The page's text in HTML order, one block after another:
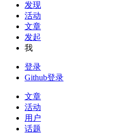
发现
活动
文章
发起
我
登录
Github登录
文章
活动
用户
话题